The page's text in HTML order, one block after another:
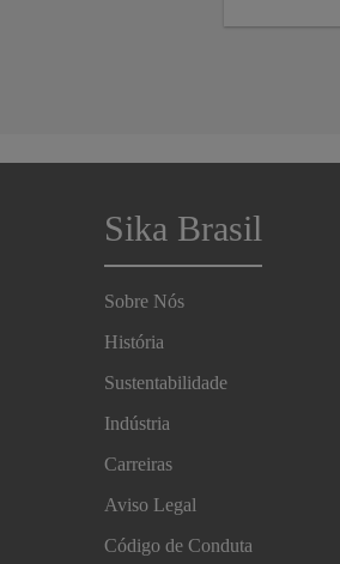
mulheres
Sika Brasil
Sobre Nós
História
Sustentabilidade
Indústria
Carreiras
Aviso Legal
Código de Conduta